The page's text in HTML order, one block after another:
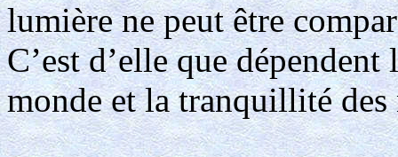
lumière ne peut être
C’est d’elle que
monde et la tranquillité des